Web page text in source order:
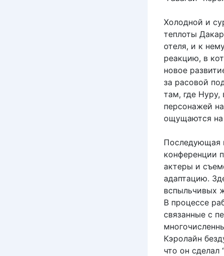
Холодной и
теплоты
отеля, и к
реакцию, в
новое
за расовой
там, где Нуру,
персонажей
ощущаются на
Последующая
конференции
актеры и
адаптацию.
вспыльчивых
В процессе
связанные с
Кэролайн
что он